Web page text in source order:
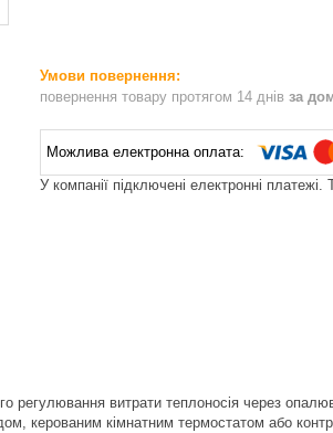
повернення товару протягом 14 днів за
У компанії підключені електронні
регулювання витрати теплоносія через
керованим кімнатним термостатом або